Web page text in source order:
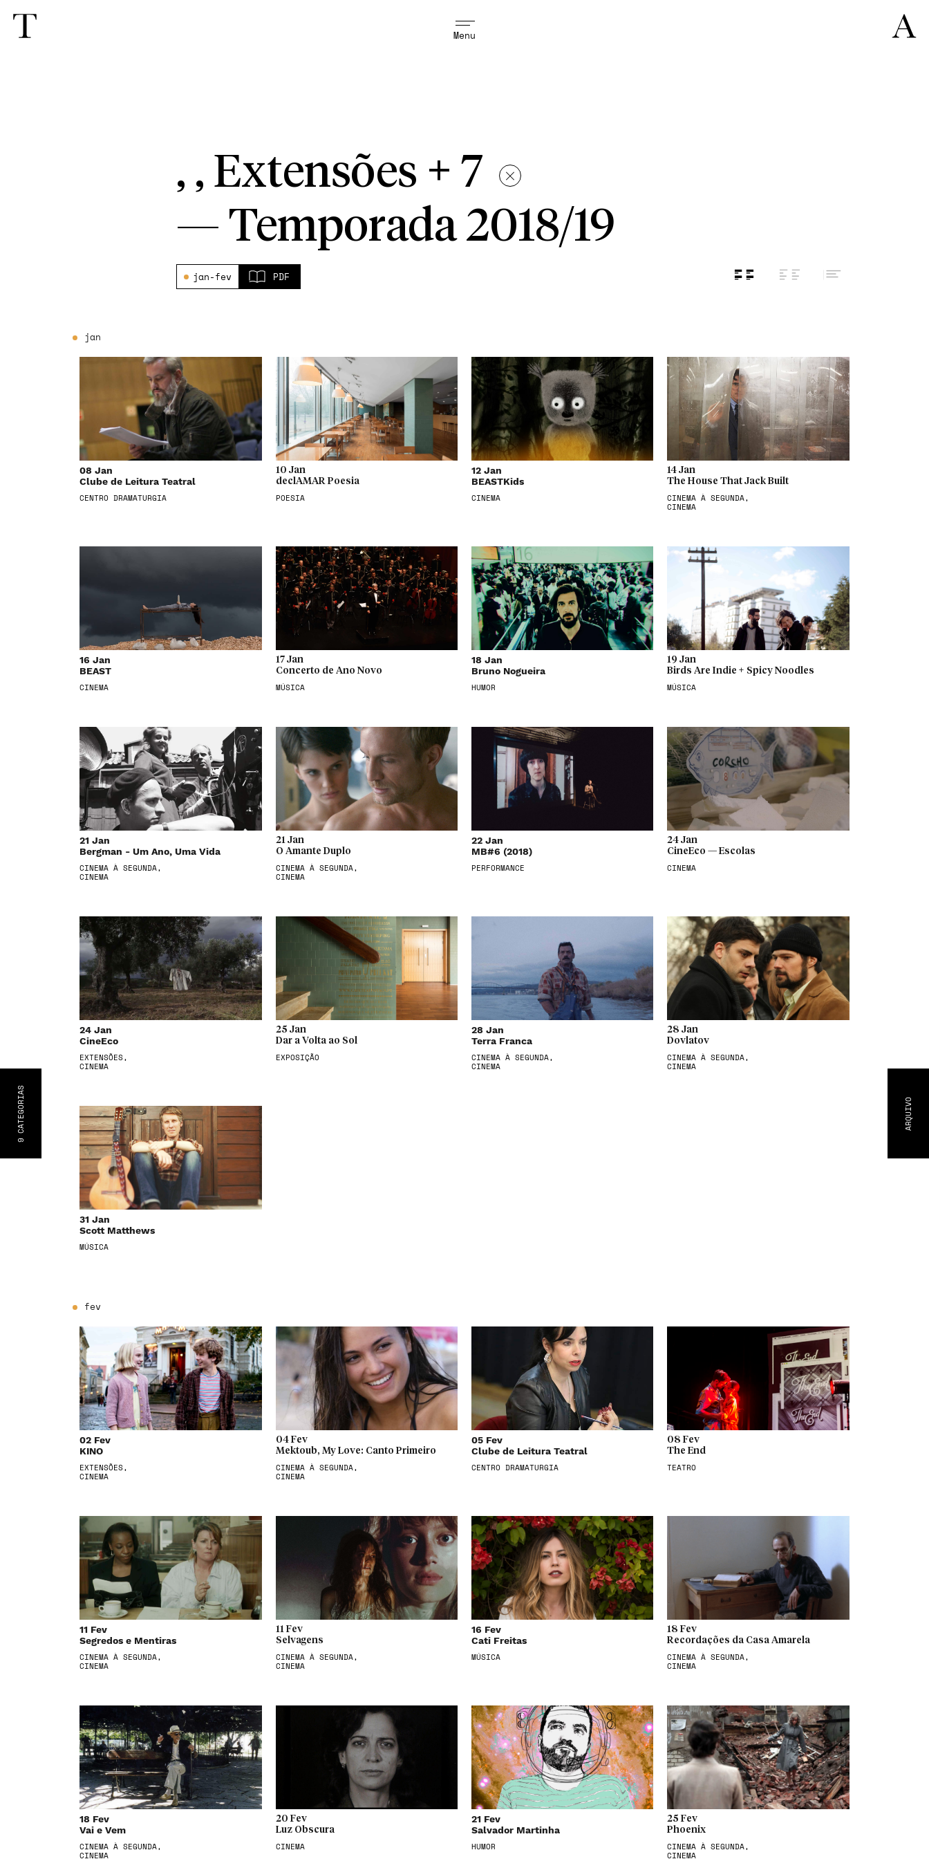
Menu
ARQUIVO
9
CATEGORIA
S
, , Extensões + 7
— Temporada 2018/19
jan-fev PDF
jan
08 Jan
Clube de Leitura Teatral
CENTRO DRAMATURGIA
10 Jan
declAMAR Poesia
POESIA
12 Jan
BEASTKids
CINEMA
14 Jan
The House That Jack Built
CINEMA À SEGUNDA,
CINEMA
16 Jan
BEAST
CINEMA
17 Jan
Concerto de Ano Novo
MÚSICA
18 Jan
Bruno Nogueira
HUMOR
19 Jan
Birds Are Indie + Spicy Noodles
MÚSICA
21 Jan
Bergman - Um Ano, Uma Vida
CINEMA À SEGUNDA,
CINEMA
21 Jan
O Amante Duplo
CINEMA À SEGUNDA,
CINEMA
22 Jan
MB#6 (2018)
PERFORMANCE
24 Jan
CineEco — Escolas
CINEMA
24 Jan
CineEco
EXTENSÕES,
CINEMA
25 Jan
Dar a Volta ao Sol
EXPOSIÇÃO
28 Jan
Terra Franca
CINEMA À SEGUNDA,
CINEMA
28 Jan
Dovlatov
CINEMA À SEGUNDA,
CINEMA
31 Jan
Scott Matthews
MÚSICA
fev
02 Fev
KINO
EXTENSÕES,
CINEMA
04 Fev
Mektoub, My Love: Canto Primeiro
CINEMA À SEGUNDA,
CINEMA
05 Fev
Clube de Leitura Teatral
CENTRO DRAMATURGIA
08 Fev
The End
TEATRO
11 Fev
Segredos e Mentiras
CINEMA À SEGUNDA,
CINEMA
11 Fev
Selvagens
CINEMA À SEGUNDA,
CINEMA
16 Fev
Cati Freitas
MÚSICA
18 Fev
Recordações da Casa Amarela
CINEMA À SEGUNDA,
CINEMA
18 Fev
Vai e Vem
CINEMA À SEGUNDA,
CINEMA
20 Fev
Luz Obscura
CINEMA
21 Fev
Salvador Martinha
HUMOR
25 Fev
Phoenix
CINEMA À SEGUNDA,
CINEMA